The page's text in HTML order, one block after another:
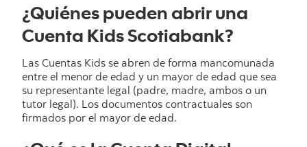
¿Quiénes pueden abrir una
Cuenta Kids Scotiabank?
Las Cuentas Kids se abren de forma mancomunada
entre el menor de edad y un mayor de edad que sea
su representante legal (padre, madre, ambos o un
tutor legal). Los documentos contractuales son
firmados por el mayor de edad.